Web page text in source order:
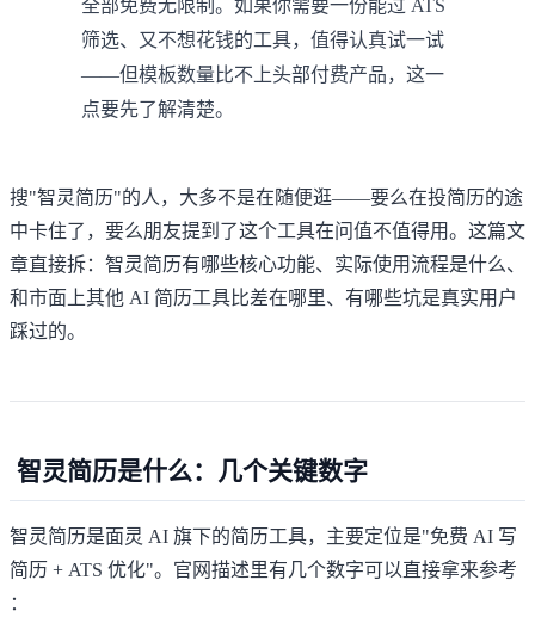
全部免费无限制。如果你需要一份能过 ATS
筛选、又不想花钱的工具，值得认真试一试
——但模板数量比不上头部付费产品，这一
点要先了解清楚。
搜"智灵简历"的人，大多不是在随便逛——要么在投简历的途
中卡住了，要么朋友提到了这个工具在问值不值得用。这篇文
章直接拆：智灵简历有哪些核心功能、实际使用流程是什么、
和市面上其他 AI 简历工具比差在哪里、有哪些坑是真实用户
踩过的。
智灵简历是什么：几个关键数字
智灵简历是面灵 AI 旗下的简历工具，主要定位是"免费 AI 写
简历 + ATS 优化"。官网描述里有几个数字可以直接拿来参考
：